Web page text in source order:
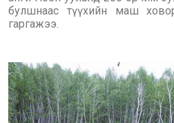
булшнаас түүхийн маш
гаргажээ.